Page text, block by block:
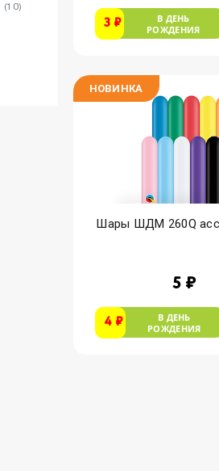
(10)
3 ₽
В ДЕНЬ
РОЖДЕНИЯ
НОВИНКА
Шары ШДМ 260Q
5 ₽
4 ₽
В ДЕНЬ
РОЖДЕНИЯ